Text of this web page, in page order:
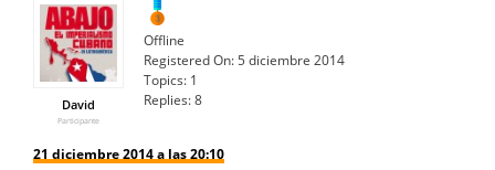
David
Participante
Offline
Registered On:5 diciembre 2014
Topics: 1
Replies:8
21 diciembre 2014 a las 20:10